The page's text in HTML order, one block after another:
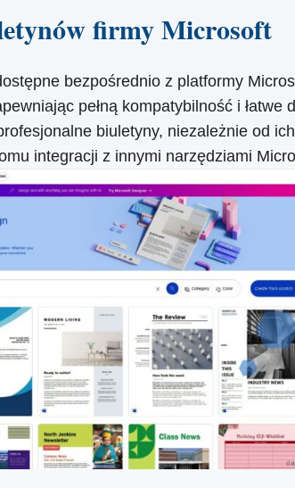
firmy Microsoft
bezpośrednio z platformy
pełną kompatybilność i
biuletyny, niezależnie od
integracji z innymi narzędziami